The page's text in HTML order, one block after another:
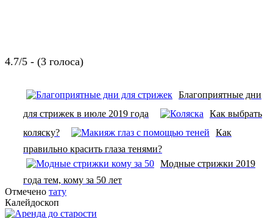
4.7/5 - (3 голоса)
Благоприятные дни
для стрижек в июле 2019 года
Как выбрать
коляску?
Как
правильно красить глаза тенями?
Модные стрижки 2019
года тем, кому за 50 лет
Отмечено тату
Калейдоскоп